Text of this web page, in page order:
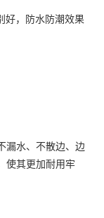
好，防水防潮效果
漏水、不散边、边
使其更加耐用牢